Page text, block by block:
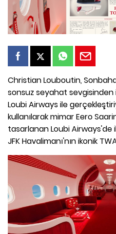
Christian Louboutin,
sonsuz seyahat sevgisinden
Loubi Airways ile
kullanılarak mimar Eero
tasarlanan Loubi Airways'de
JFK Havalimanı'nın ikonik